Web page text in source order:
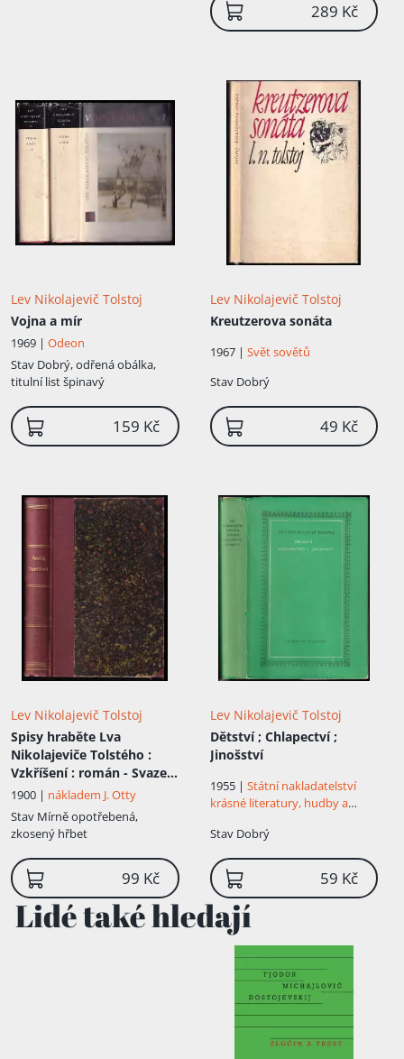
289 Kč
Lev Nikolajevič Tolstoj
Vojna a mír
1969 | Odeon
Stav Dobrý, odřená obálka,
titulní list špinavý
159 Kč
Lev Nikolajevič Tolstoj
Kreutzerova sonáta
1967 | Svět sovětů
Stav Dobrý
49 Kč
Lev Nikolajevič Tolstoj
Spisy hraběte Lva
Nikolajeviče Tolstého :
Vzkříšení : román - Svazek
10
1900 | nákladem J. Otty
Stav Mírně opotřebená,
zkosený hřbet
99 Kč
Lev Nikolajevič Tolstoj
Dětství ; Chlapectví ;
Jinošství
1955 | Státní nakladatelství
krásné literatury, hudby a
Stav Dobrý
59 Kč
Lidé také hledají